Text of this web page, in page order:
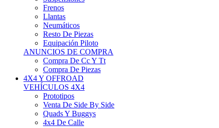
Frenos
Llantas
Neumáticos
Resto De Piezas
Equipación Piloto
ANUNCIOS DE COMPRA
Compra De Cc Y Tt
Compra De Piezas
4X4 Y OFFROAD
VEHÍCULOS 4X4
Prototipos
Venta De Side By Side
Quads Y Buggys
4x4 De Calle